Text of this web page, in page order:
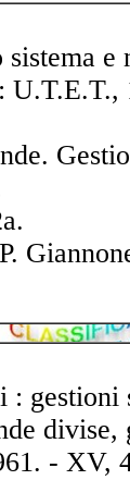
gestioni
- XV,